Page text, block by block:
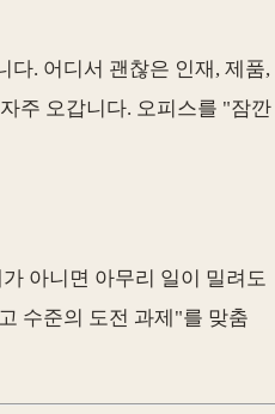
다. 어디서 괜찮은 인재, 제품,
주 오갑니다. 오피스를 "잠깐
아니면 아무리 일이 밀려도
수준의 도전 과제"를 맞춤